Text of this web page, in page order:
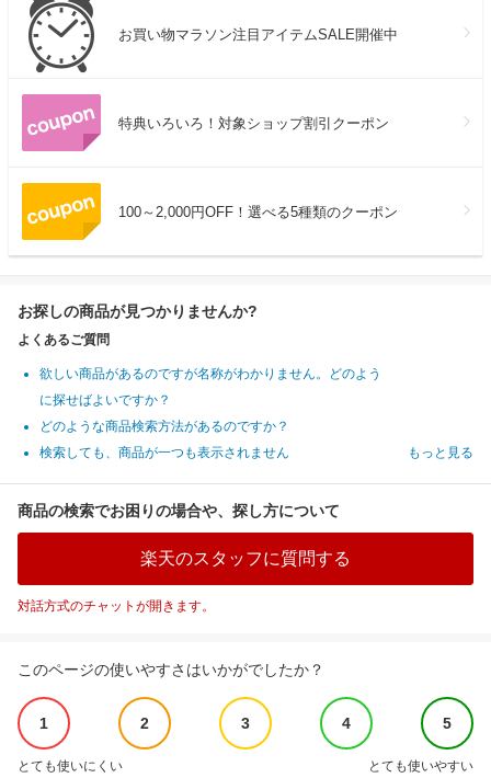
お買い物マラソン注目アイテムSALE開催中
特典いろいろ！対象ショップ割引クーポン
100～2,000円OFF！選べる5種類のクーポン
お探しの商品が見つかりませんか?
よくあるご質問
欲しい商品があるのですが名称がわかりません。どのよう
に探せばよいですか？
どのような商品検索方法があるのですか？
検索しても、商品が一つも表示されません
もっと見る
商品の検索でお困りの場合や、探し方について
楽天のスタッフに質問する
対話方式のチャットが開きます。
このページの使いやすさはいかがでしたか？
1 2 3 4 5
とても使いにくい とても使いやすい